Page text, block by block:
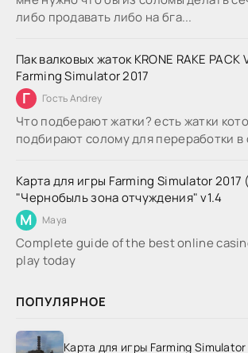
либо продавать либо на бга...
Пак валковых жаток KRONE RAKE PACK
Farming Simulator 2017
Г Гость Andrey
Что подберают жатки? есть жатки
подбирают солому для переработки в
Карта для игры Farming Simulator 2017
"Чернобыль зона отчуждения" v1.4
M Maya
Complete guide of the best online
play today
ПОПУЛЯРНОЕ
Карта для игры Farming Simulator